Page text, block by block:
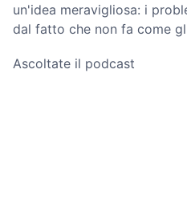
un'idea meravigliosa: i
dal fatto che non fa come
Ascoltate il podcast